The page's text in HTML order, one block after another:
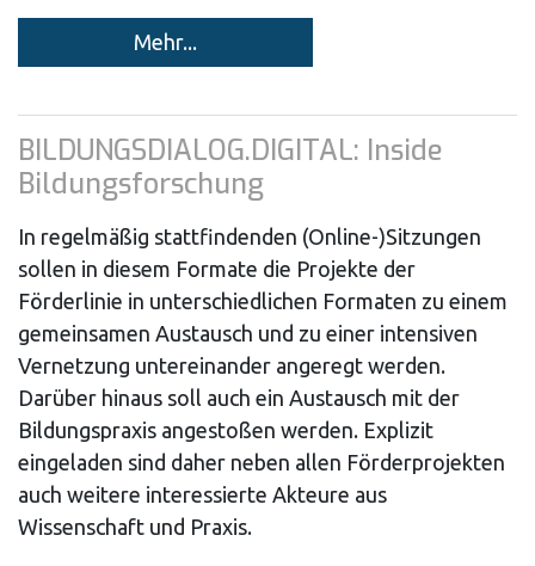
Mehr...
BILDUNGSDIALOG.DIGITAL: Inside
Bildungsforschung
In regelmäßig stattfindenden (Online-)Sitzungen
sollen in diesem Formate die Projekte der
Förderlinie in unterschiedlichen Formaten zu einem
gemeinsamen Austausch und zu einer intensiven
Vernetzung untereinander angeregt werden.
Darüber hinaus soll auch ein Austausch mit der
Bildungspraxis angestoßen werden. Explizit
eingeladen sind daher neben allen Förderprojekten
auch weitere interessierte Akteure aus
Wissenschaft und Praxis.